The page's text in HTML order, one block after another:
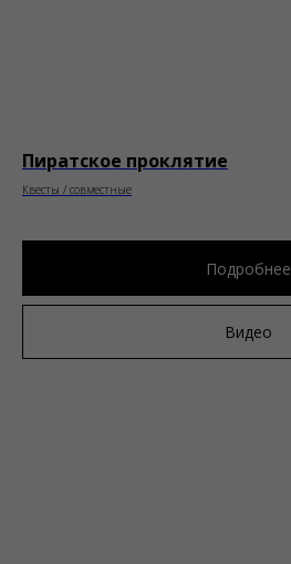
Пиратское проклятие
Квесты / совместные
Подробнее
Видео